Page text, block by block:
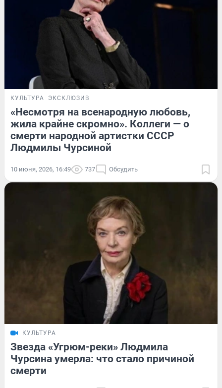
КУЛЬТУРА ЭКСКЛЮЗИВ
«Несмотря на всенародную любовь,
жила крайне скромно». Коллеги — о
смерти народной артистки СССР
Людмилы Чурсиной
10 июня, 2026, 16:49 737 Обсудить
КУЛЬТУРА
Звезда «Угрюм-реки» Людмила
Чурсина умерла: что стало причиной
смерти